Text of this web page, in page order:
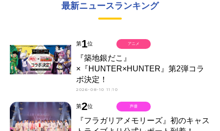
最新ニュースランキング
第1位
『築地銀だこ』
×『HUNTER×HUNTER』第2弾コラ
ボ決定！
2026-08-10 11:10
アニメ
第2位
『フラガリアメモリーズ』初のキャス
声優